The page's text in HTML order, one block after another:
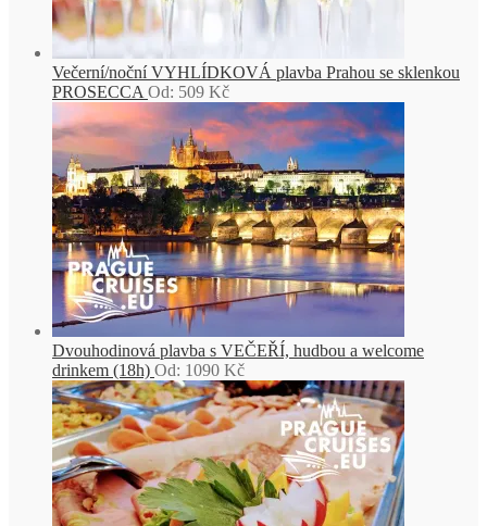
Večerní/noční VYHLÍDKOVÁ plavba Prahou se sklenkou
PROSECCA Od: 509 Kč
Dvouhodinová plavba s VEČEŘÍ, hudbou a welcome
drinkem (18h) Od: 1090 Kč